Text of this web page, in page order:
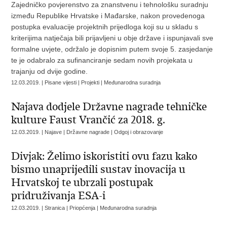
Zajedničko povjerenstvo za znanstvenu i tehnološku suradnju
između Republike Hrvatske i Mađarske, nakon provedenoga
postupka evaluacije projektnih prijedloga koji su u skladu s
kriterijima natječaja bili prijavljeni u obje države i ispunjavali sve
formalne uvjete, održalo je dopisnim putem svoje 5. zasjedanje
te je odabralo za sufinanciranje sedam novih projekata u
trajanju od dvije godine.
12.03.2019. | Pisane vijesti | Projekti | Međunarodna suradnja
Najava dodjele Državne nagrade tehničke
kulture Faust Vrančić za 2018. g.
12.03.2019. | Najave | Državne nagrade | Odgoj i obrazovanje
Divjak: Želimo iskoristiti ovu fazu kako
bismo unaprijedili sustav inovacija u
Hrvatskoj te ubrzali postupak
pridruživanja ESA-i
12.03.2019. | Stranica | Priopćenja | Međunarodna suradnja